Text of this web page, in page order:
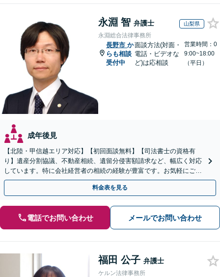
永淵 智 弁護士 山梨県
永淵総合法律事務所
長野市 か
らも相談
受付中
面談方法(対面・
電話・ビデオな
ど)は応相談
営業時間：0
9:00~18:00
（平日）
成年後見
【北陸・甲信越エリア対応】【初回面談無料】【司法書士の資格有
り】遺産分割協議、不動産相続、遺留分侵害額請求など、幅広く対応
しています。特に会社経営者の相続の経験が豊富です。お気軽にご相
談ください。【休日・夜間面談可】【オンライン面談可】
料金表を見る
電話でお問い合わせ メールでお問い合わせ
福田 公子 弁護士
ケルン法律事務所